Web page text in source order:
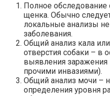
Полное обследование
щенка. Обычно
локальные анализы
заболевания.
Общий анализ кала
отверстия собаки – в
выявления заражения
прочими инвазиями).
Общий анализ мочи –
определения уровня